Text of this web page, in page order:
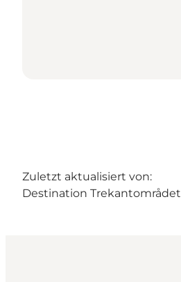
Zuletzt aktualisiert von:
Destination Trekantområdet